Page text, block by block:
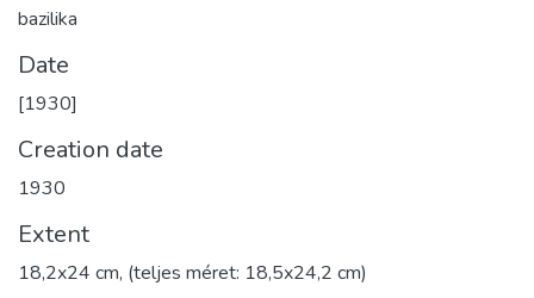
bazilika
Date
[1930]
Creation date
1930
Extent
18,2x24 cm, (teljes méret: 18,5x24,2 cm)